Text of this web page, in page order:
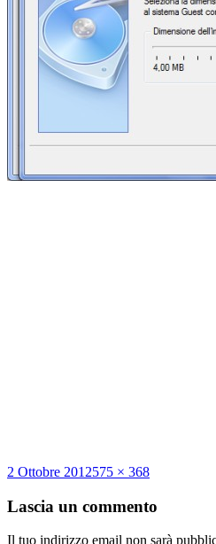
Scritto
2 Ottobre 2012Dimensione
575 × 368
Lascia un commento
Il tuo indirizzo email non sarà